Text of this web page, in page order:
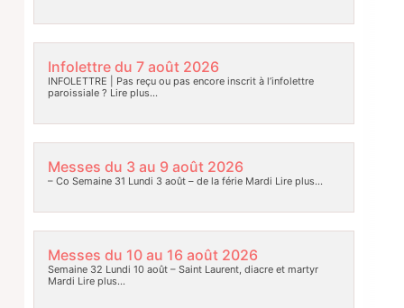
Infolettre du 7 août 2026
INFOLETTRE | Pas reçu ou pas encore inscrit à l’infolettre
paroissiale ? Lire plus…
Messes du 3 au 9 août 2026
– Co Semaine 31 Lundi 3 août – de la férie Mardi Lire plus…
Messes du 10 au 16 août 2026
Semaine 32 Lundi 10 août – Saint Laurent, diacre et martyr
Mardi Lire plus…